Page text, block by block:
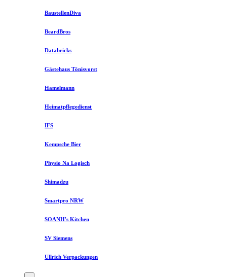
BaustellenDiva
BeardBros
Databricks
Gästehaus Tönisvorst
Hamelmann
Heimatpflegedienst
IFS
Kempsche Bier
Physio Na Logisch
Shimadzu
Smartpro NRW
SOANH's Kitchen
SV Siemens
Ullrich Verpackungen